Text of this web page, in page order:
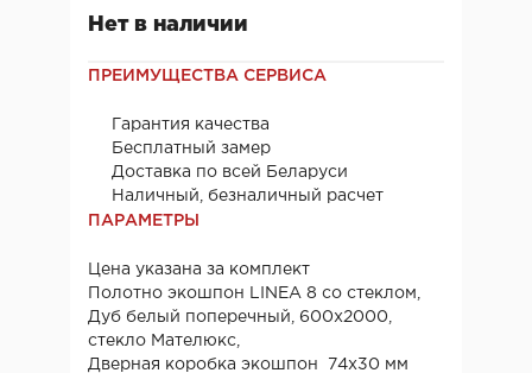
Нет в наличии
ПРЕИМУЩЕСТВА СЕРВИСА
Гарантия качества
Бесплатный замер
Доставка по всей Беларуси
Наличный, безналичный расчет
ПАРАМЕТРЫ
Цена указана за комплект
Полотно экошпон LINEA 8 со стеклом,
Дуб белый поперечный, 600х2000,
стекло Мателюкс,
Дверная коробка экошпон 74х30 мм